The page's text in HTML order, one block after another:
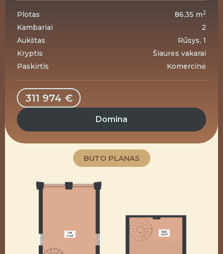
Plotas 86,35 m2
Kambariai
2
Aukštas
Rūsys, 1
Kryptis
Šiaurės vakarai
Paskirtis
Komercinė
311 974 €
Domina
BUTO PLANAS